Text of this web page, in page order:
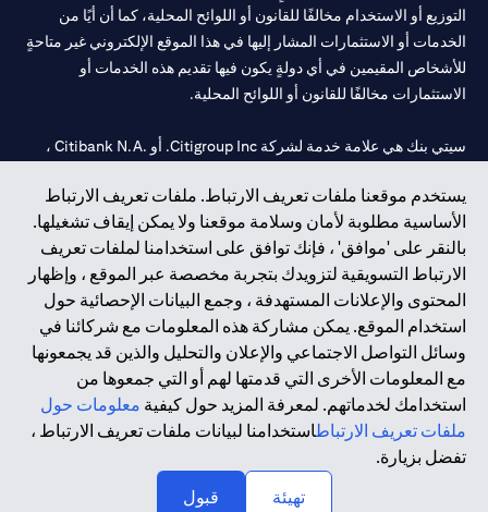
يستخدم موقعنا ملفات تعريف الارتباط. ملفات تعريف الارتباط
الأساسية مطلوبة لأمان وسلامة موقعنا ولا يمكن إيقاف تشغيلها.
بالنقر على 'موافق' ، فإنك توافق على استخدامنا لملفات تعريف
الارتباط التسويقية لتزويدك بتجربة مخصصة عبر الموقع ، وإظهار
المحتوى والإعلانات المستهدفة ، وجمع البيانات الإحصائية حول
استخدام الموقع. يمكن مشاركة هذه المعلومات مع شركائنا في
وسائل التواصل الاجتماعي والإعلان والتحليل والذين قد يجمعونها
مع المعلومات الأخرى التي قدمتها لهم أو التي جمعوها من
استخدامك لخدماتهم. لمعرفة المزيد حول كيفية معلومات حول
ملفات تعريف الارتباطاستخدامنا لبيانات ملفات تعريف الارتباط ،
تفضل بزيارة.
تهيئة
قبول
التوزيع أو الاستخدام مخالفًا للقانون أو اللوائح المحلية، كما أن أيًا من
الخدمات أو الاستثمارات المشار إليها في هذا الموقع الإلكتروني غير متاحةٍ
للأشخاص المقيمين في أي دولةٍ يكون فيها تقديم هذه الخدمات أو
الاستثمارات مخالفًا للقانون أو اللوائح المحلية.
سيتي بنك هي علامة خدمة لشركة Citigroup Inc. أو .Citibank N.A ،
سيتي بنك إن. إيه. الإمارات مسجل لدى مصرف الإمارات المركزي تحت
أرقام التراخيص 202563 لفرع الوصل في دبي، 531989 لفرع مول
الإمارات في دبي، وCN-1002019لفرع أبوظبي. هاتف: 4000 311 04.
فرع سيتي بنك إن إيه - الإمارات العربية المتحدة مرخص من مصرف
الإمارات العربية المتحدة المركزي كفرع لبنك أجنبي.
سيتي بنك إن إيه الإمارات العربية المتحدة مرخص من هيئة الأوراق المالية
والسلع في الإمارات العربية المتحدة ("SCA") للقيام بالنشاط المالي لـ أ)
الاستشارات المالية والتعريف والترويج بموجب ترخيص رقم
20200000097 ب) وسيط تداول في الأسواق الدولية بموجب ترخيص